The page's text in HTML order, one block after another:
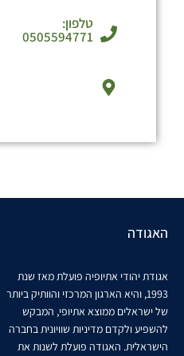
טלפון:
0505594771
האגודה
אגודת יהודי אתיופיה פועלת מאז שנת
1993, והיא הארגון המרכזי והוותיק ביותר
של ישראלים ממוצא אתיופי, המבקש
להשפיע ולקדם מדיניות שוויונית בחברה
הישראלית. האגודה פועלת לשנות את